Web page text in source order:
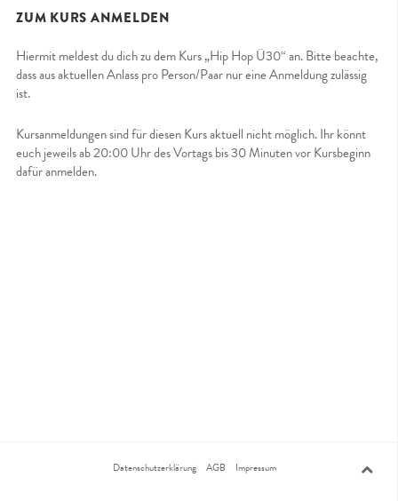
ZUM KURS ANMELDEN
Hiermit meldest du dich zu dem Kurs „Hip Hop Ü30“ an. Bitte beachte,
dass aus aktuellen Anlass pro Person/Paar nur eine Anmeldung zulässig
ist.
Kursanmeldungen sind für diesen Kurs aktuell nicht möglich. Ihr könnt
euch jeweils ab 20:00 Uhr des Vortags bis 30 Minuten vor Kursbeginn
dafür anmelden.
Datenschutzerklärung AGB Impressum